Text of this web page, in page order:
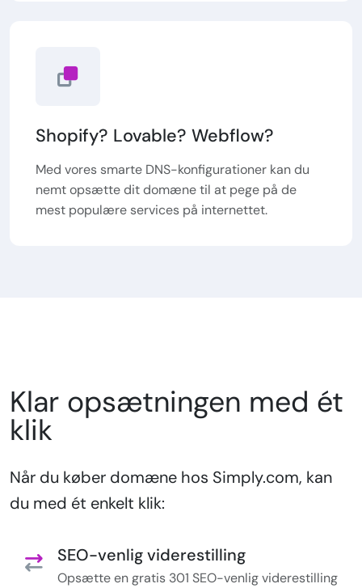
Shopify? Lovable? Webflow?
Med vores smarte DNS-konfigurationer kan du
nemt opsætte dit domæne til at pege på de
mest populære services på internettet.
Klar opsætningen med ét
klik
Når du køber domæne hos Simply.com, kan
du med ét enkelt klik:
SEO-venlig viderestilling
Opsætte en gratis 301 SEO-venlig viderestilling